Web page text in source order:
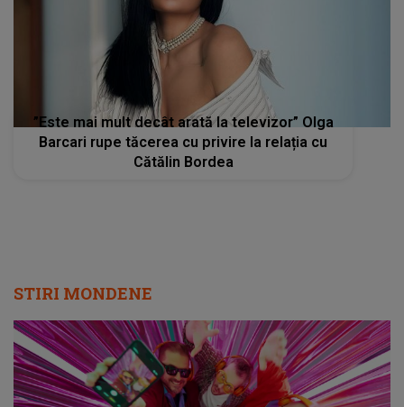
”Este mai mult decât arată la televizor” Olga
Barcari rupe tăcerea cu privire la relația cu
Cătălin Bordea
STIRI MONDENE